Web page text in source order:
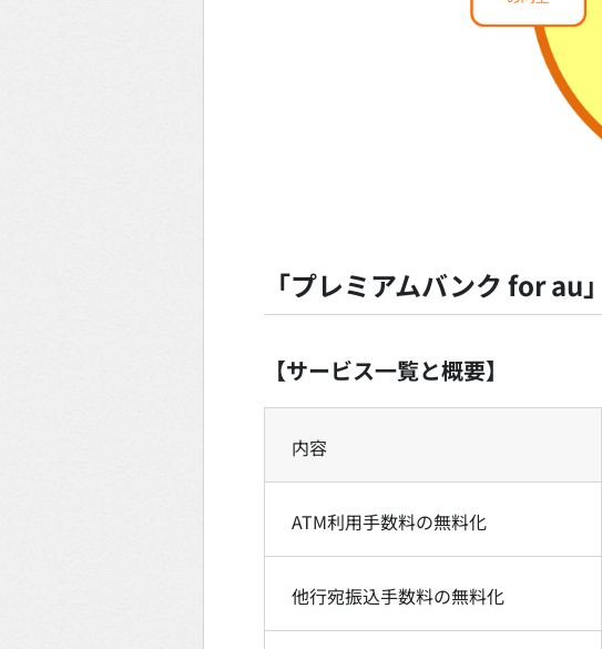
「プレミアムバンク for au
【サービス一覧と概要】
内容
ATM利用手数料の無料化
他行宛振込手数料の無料化